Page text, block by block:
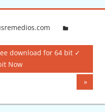
download for 64 bit ✓
Now
Next
Post: